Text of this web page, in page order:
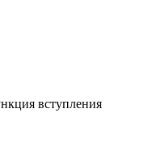
вступления